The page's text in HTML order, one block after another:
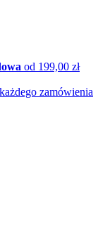
od 199,00 zł
zamówienia